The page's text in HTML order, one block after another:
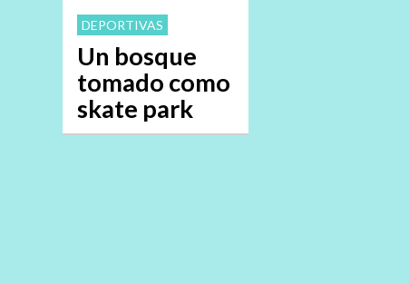
DEPORTIVAS
Un bosque
tomado como
skate park